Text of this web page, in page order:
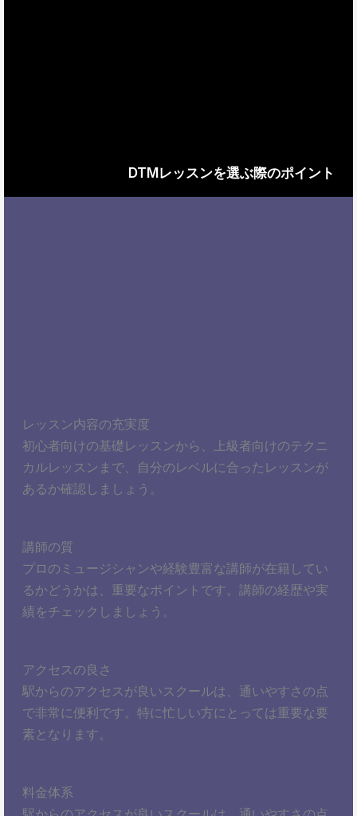
DTMレッスンを選ぶ際のポイント
レッスン内容の充実度
初心者向けの基礎レッスンから、上級者向けのテクニ
カルレッスンまで、自分のレベルに合ったレッスンが
あるか確認しましょう。
講師の質
プロのミュージシャンや経験豊富な講師が在籍してい
るかどうかは、重要なポイントです。講師の経歴や実
績をチェックしましょう。
アクセスの良さ
駅からのアクセスが良いスクールは、通いやすさの点
で非常に便利です。特に忙しい方にとっては重要な要
素となります。
料金体系